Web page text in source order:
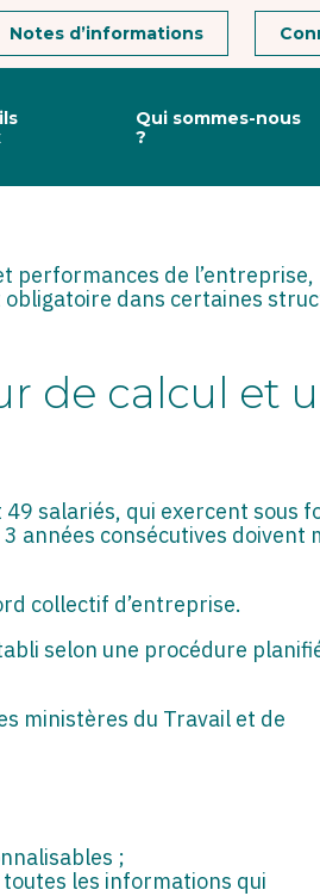
Notes d’informations
Qui sommes-nous
?
performances de l’entreprise,
dans certaines
de calcul et
salariés, qui exercent sous
années consécutives doivent
collectif d’entreprise.
selon une procédure
ministères du Travail et de
;
les informations qui